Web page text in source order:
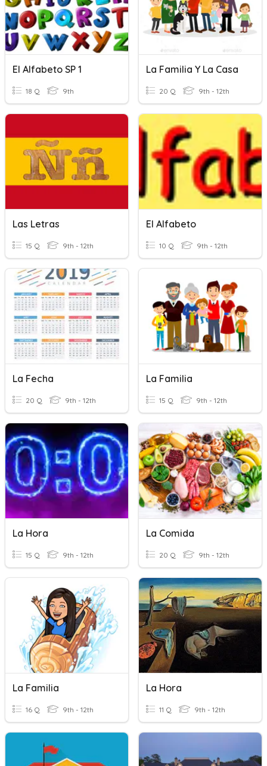
El Alfabeto SP 1
18 Q 9th
La Familia Y La Casa
20 Q 9th - 12th
Las Letras
15 Q 9th - 12th
El Alfabeto
10 Q 9th - 12th
La Fecha
20 Q 9th - 12th
La Familia
15 Q 9th - 12th
La Hora
15 Q 9th - 12th
La Comida
20 Q 9th - 12th
La Familia
16 Q 9th - 12th
La Hora
11 Q 9th - 12th